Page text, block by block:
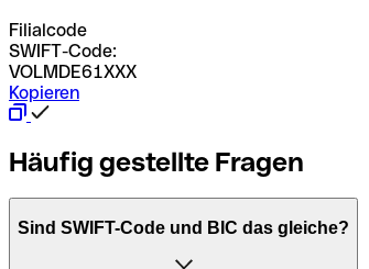
Filialcode
SWIFT-Code:
VOLMDE61XXX
Kopieren
Häufig gestellte Fragen
Sind SWIFT-Code und BIC das gleiche?